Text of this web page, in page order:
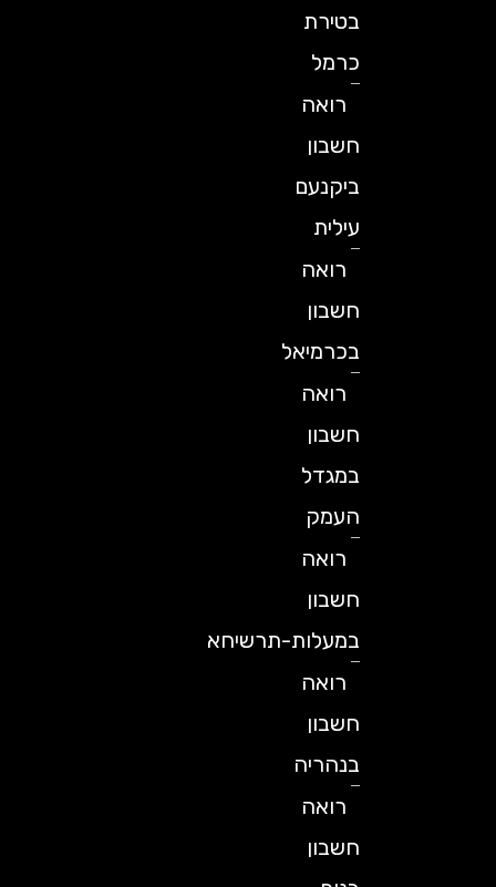
בטירת
כרמל
רואה
חשבון
ביקנעם
עילית
רואה
חשבון
בכרמיאל
רואה
חשבון
במגדל
העמק
רואה
חשבון
במעלות-תרשיחא
רואה
חשבון
בנהריה
רואה
חשבון